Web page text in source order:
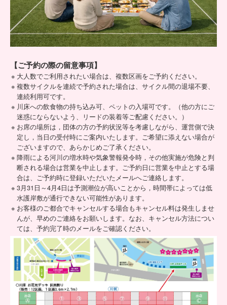
【ご予約の際の留意事項】
大人数でご利用されたい場合は、複数区画をご予約ください。
複数サイクルを連続で予約された場合は、サイクル間の退場不要、
連続利用可です。
川床への飲食物の持ち込み可、ペットの入場可です。（他の方にご
迷惑にならないよう、リードの装着等ご配慮ください。）
お席の場所は，団体の方の予約状況等を考慮しながら、運営側で決
定し，当日の受付時にご案内いたします。ご希望に添えない場合が
ございますので、あらかじめご了承ください。
降雨による河川の増水時や気象警報発令時，その他実施が危険と判
断される場合は営業を中止します。ご予約日に営業を中止とする場
合は、ご予約時に登録いただいたメールへご連絡します。
3月31日～4月4日は予測潮位が高いことから，時間帯によっては低
水護岸敷が通行できない可能性があります。
お客様のご都合でキャンセルする場合もキャンセル料は発生しませ
んが、早めのご連絡をお願いします。なお、キャンセル方法につい
ては、予約完了時のメールをご確認ください。